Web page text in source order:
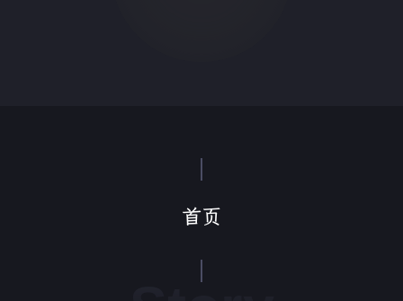
首页